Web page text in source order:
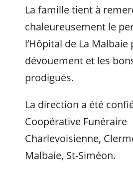
La famille tient à
chaleureusement le
l’Hôpital de La
dévouement et les
prodigués.
La direction a été
Coopérative Funéraire
Charlevoisienne,
Malbaie, St-Siméon.